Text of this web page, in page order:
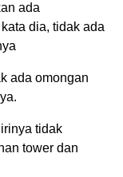
ada
dia, tidak ada
ada omongan
tidak
tower dan